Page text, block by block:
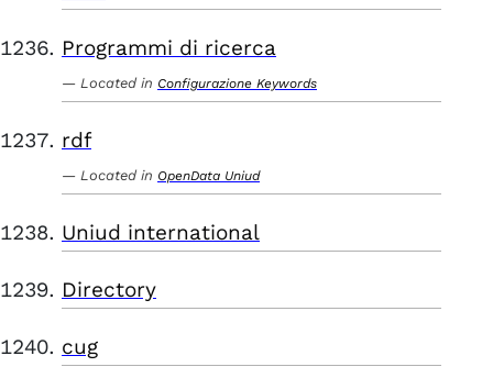
Programmi di ricerca
Located in Configurazione Keywords
rdf
Located in OpenData Uniud
Uniud international
Directory
cug